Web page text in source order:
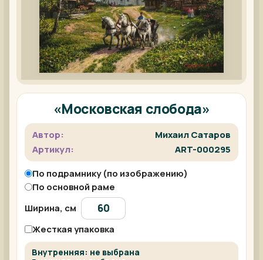
«Московская слобода»
Автор:
Михаил Сатаров
Артикул:
ART-000295
По подрамнику (по изображению)
По основной раме
Ширина, см
Жесткая упаковка
Внутренняя: не выбрана